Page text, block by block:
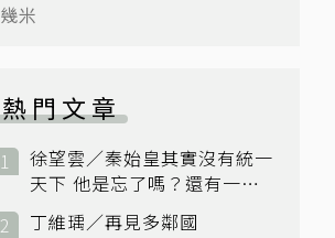
幾米
熱門文章
徐望雲／秦始皇其實沒有統一
天下 他是忘了嗎？還有一個
小國：衛國
丁維瑀／再見多鄰國